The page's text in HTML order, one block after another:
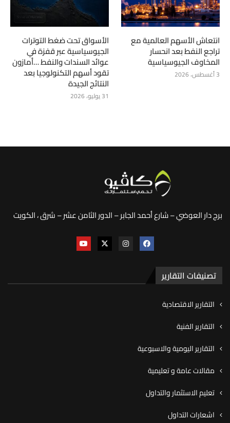
انتعاش الأسهم العالمية مع
تراجع النفط بعد انحسار
المخاوف الجيوسياسية
3 أغسطس، 2026
الأسواق تحت ضغط التوترات
الجيوسياسية عبر قفزة في
عوائد السندات والنفط …أمازون
تقود أسهم التكنولوجيا بعد
النتائج الجيدة
31 يوليو، 2026
برج دار العوضي – شارع أحمد الجابر – الدور الثامن عشر – شرق ، الكويت
تصنيفات التقارير
التقارير الاقتصادية
التقارير الفنية
التقارير اليومية والاسبوعية
مقالات عامة و تعليمية
تعليم الاستثمار والتداول
اشعارات التداول